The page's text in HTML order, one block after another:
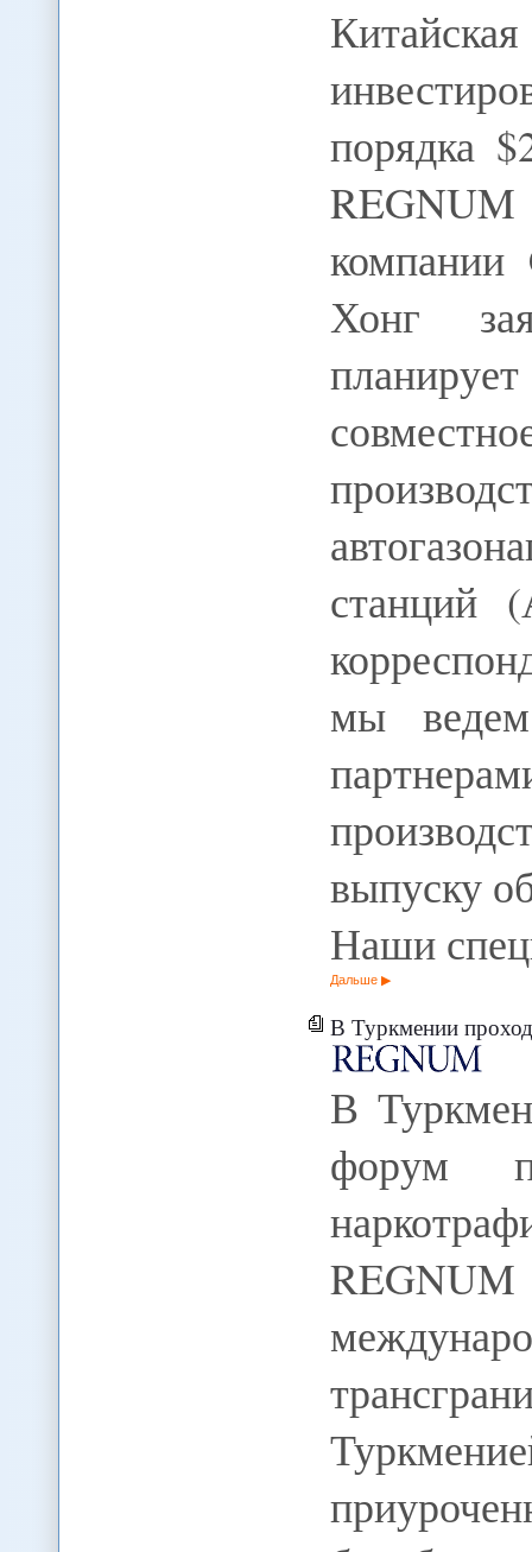
порядка
Хонг
станций
мы
выпуску
Наши
Дальше
В Туркмении проходит
В
форум